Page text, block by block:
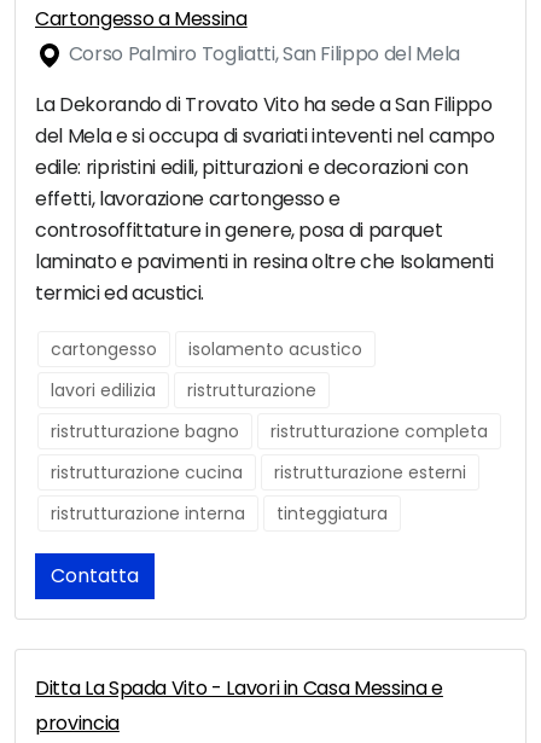
Cartongesso a Messina
Corso Palmiro Togliatti, San Filippo del Mela
La Dekorando di Trovato Vito ha sede a San Filippo
del Mela e si occupa di svariati inteventi nel campo
edile: ripristini edili, pitturazioni e decorazioni con
effetti, lavorazione cartongesso e
controsoffittature in genere, posa di parquet
laminato e pavimenti in resina oltre che Isolamenti
termici ed acustici.
cartongesso
isolamento acustico
lavori edilizia
ristrutturazione
ristrutturazione bagno
ristrutturazione completa
ristrutturazione cucina
ristrutturazione esterni
ristrutturazione interna
tinteggiatura
Contatta
Ditta La Spada Vito - Lavori in Casa Messina e
provincia